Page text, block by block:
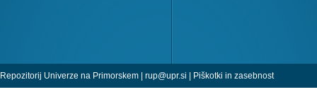
Repozitorij Univerze na Primorskem | rup@upr.si | Piškotki in zasebnost